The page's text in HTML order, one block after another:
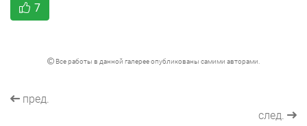
7
Все работы в данной галерее опубликованы самими авторами.
пред.
след.